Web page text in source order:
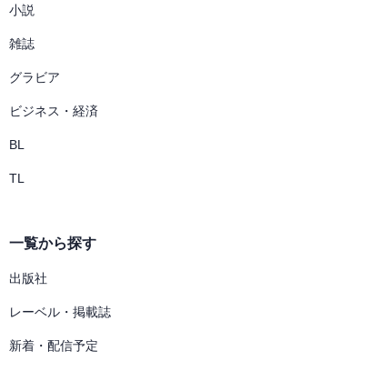
小説
雑誌
グラビア
ビジネス・経済
BL
TL
一覧から探す
出版社
レーベル・掲載誌
新着・配信予定